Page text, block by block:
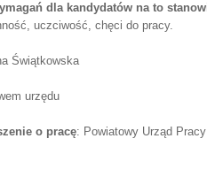
dla kandydatów na to
uczciwość, chęci do pracy.
Świątkowska
urzędu
o pracę: Powiatowy Urząd